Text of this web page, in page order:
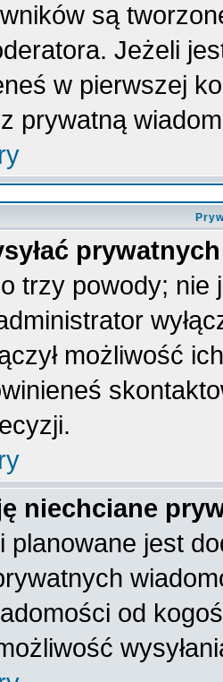
są
Jeżeli
w pierwszej
prywatną
trzy powody;
możliwość
niechciane
planowane jest
od